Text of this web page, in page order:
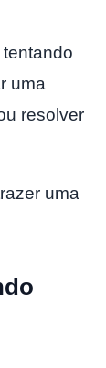
uma
resolver
uma